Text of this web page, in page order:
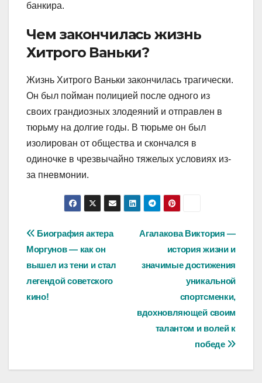
банкира.
Чем закончилась жизнь
Хитрого Ваньки?
Жизнь Хитрого Ваньки закончилась трагически.
Он был пойман полицией после одного из
своих грандиозных злодеяний и отправлен в
тюрьму на долгие годы. В тюрьме он был
изолирован от общества и скончался в
одиночке в чрезвычайно тяжелых условиях из-
за пневмонии.
Навигация
по
записям
Агалакова Виктория —
история жизни и
значимые достижения
уникальной
спортсменки,
вдохновляющей своим
талантом и волей к
победе
Биография актера
Моргунов — как он
вышел из тени и стал
легендой советского
кино!